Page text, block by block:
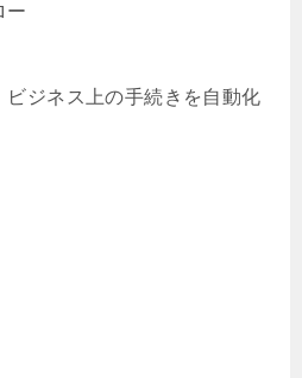
ー
ビジネス上の手続きを自動化